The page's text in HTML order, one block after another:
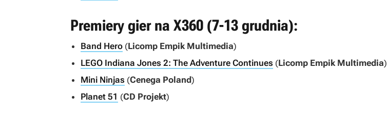
Premiery gier na X360 (7-13 grudnia):
Band Hero (Licomp Empik Multimedia)
LEGO Indiana Jones 2: The Adventure Continues (Licomp Empik Multimedia)
Mini Ninjas (Cenega Poland)
Planet 51 (CD Projekt)